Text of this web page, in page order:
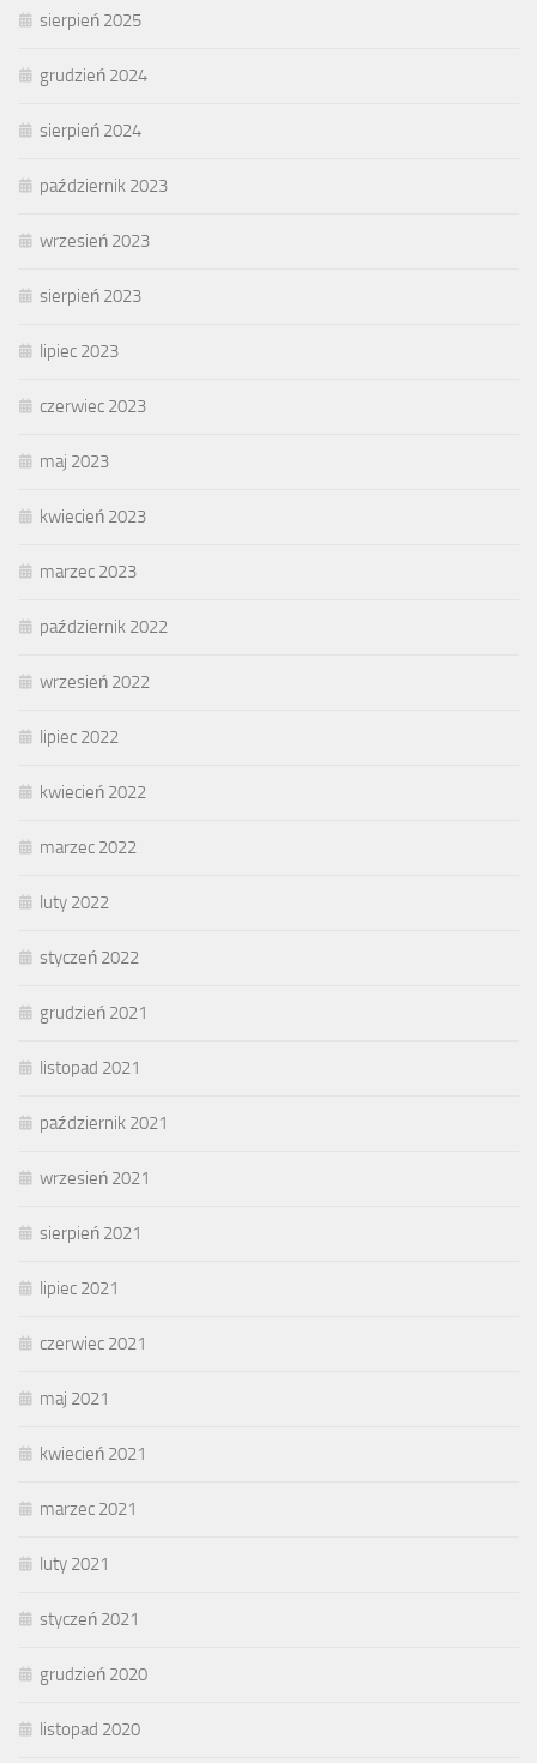
sierpień 2025
grudzień 2024
sierpień 2024
październik 2023
wrzesień 2023
sierpień 2023
lipiec 2023
czerwiec 2023
maj 2023
kwiecień 2023
marzec 2023
październik 2022
wrzesień 2022
lipiec 2022
kwiecień 2022
marzec 2022
luty 2022
styczeń 2022
grudzień 2021
listopad 2021
październik 2021
wrzesień 2021
sierpień 2021
lipiec 2021
czerwiec 2021
maj 2021
kwiecień 2021
marzec 2021
luty 2021
styczeń 2021
grudzień 2020
listopad 2020